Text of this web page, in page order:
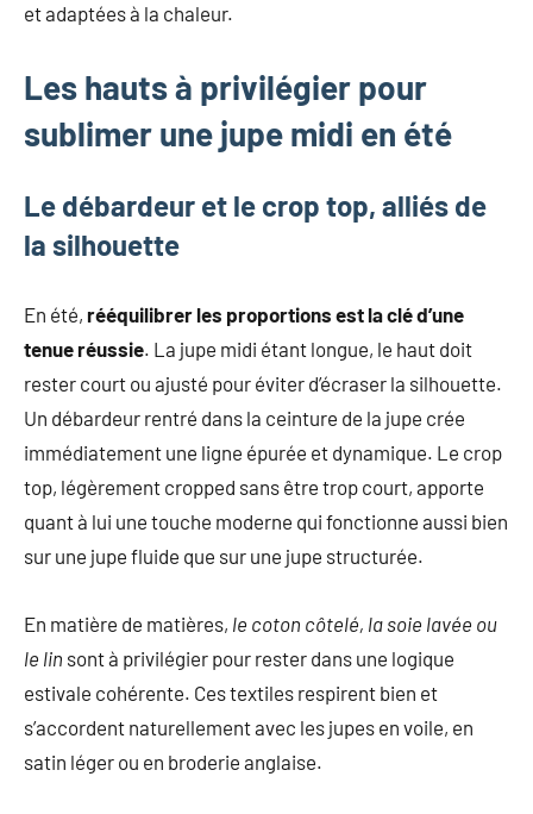
pour
insights
sur
mode
féminine
plus
encore.
et adaptées à la chaleur.
Les hauts à privilégier pour
sublimer une jupe midi en été
Le débardeur et le crop top, alliés de
la silhouette
En été, rééquilibrer les proportions est la clé d’une
tenue réussie. La jupe midi étant longue, le haut doit
rester court ou ajusté pour éviter d’écraser la silhouette.
Un débardeur rentré dans la ceinture de la jupe crée
immédiatement une ligne épurée et dynamique. Le crop
top, légèrement cropped sans être trop court, apporte
quant à lui une touche moderne qui fonctionne aussi bien
sur une jupe fluide que sur une jupe structurée.
En matière de matières, le coton côtelé, la soie lavée ou
le lin sont à privilégier pour rester dans une logique
estivale cohérente. Ces textiles respirent bien et
s’accordent naturellement avec les jupes en voile, en
satin léger ou en broderie anglaise.